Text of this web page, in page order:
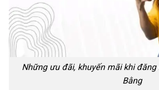
Những ưu đãi, khuyến mãi khi
Bằng